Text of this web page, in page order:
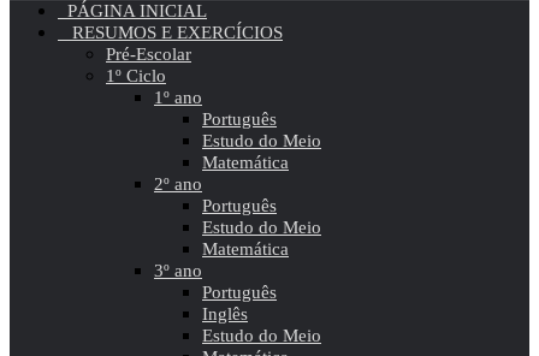
PÁGINA INICIAL
RESUMOS E EXERCÍCIOS
Pré-Escolar
1º Ciclo
1º ano
Português
Estudo do Meio
Matemática
2º ano
Português
Estudo do Meio
Matemática
3º ano
Português
Inglês
Estudo do Meio